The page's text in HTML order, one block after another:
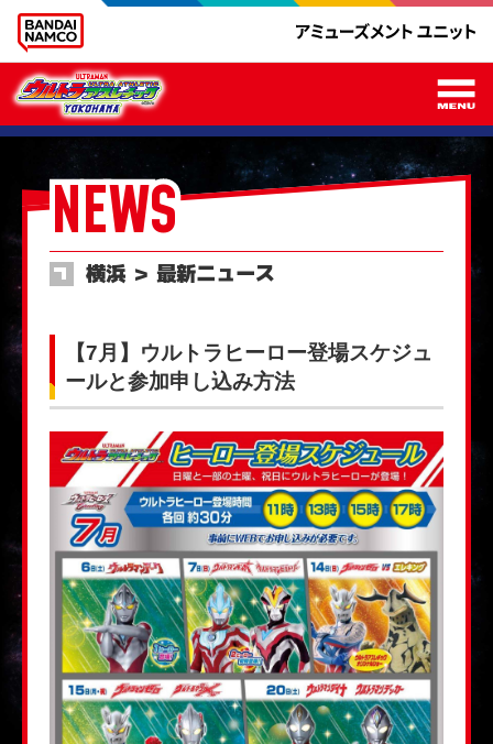
NEWS
横浜 ＞ 最新ニュース
【7月】ウルトラヒーロー登場スケジュ
ールと参加申し込み方法